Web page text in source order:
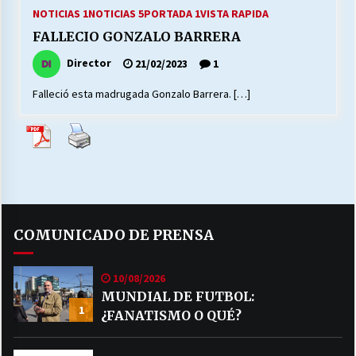
MUNICIPALIDAD, TRABAJADORES, CLIMA
LABORAL:
13/07/2026
23/06/2026
16/06/2026
NOTICIAS 1NOTICIAS 5PORTADA 1VISTA RAPIDA
FALLECIO GONZALO BARRERA
Director 21/02/2023 1
Falleció esta madrugada Gonzalo Barrera. […]
COMUNICADO DE PRENSA
1
10/08/2026
MUNDIAL DE FUTBOL:
¿FANATISMO O QUÉ?